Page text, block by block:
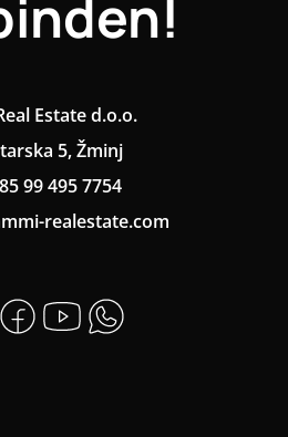
Estate d.o.o.
5, Žminj
99 495 7754
realestate.com